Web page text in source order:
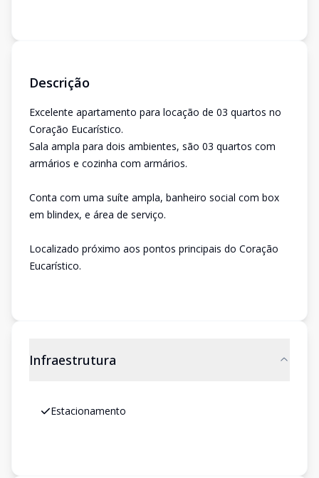
Descrição
Excelente apartamento para locação de 03 quartos no
Coração Eucarístico.
Sala ampla para dois ambientes, são 03 quartos com
armários e cozinha com armários.
Conta com uma suíte ampla, banheiro social com box
em blindex, e área de serviço.
Localizado próximo aos pontos principais do Coração
Eucarístico.
Infraestrutura
Estacionamento